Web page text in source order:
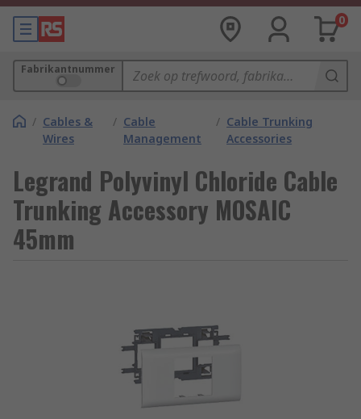
0
Fabrikantnummer
/ Cables &
Wires
/ Cable
Management
/ Cable Trunking
Accessories
Legrand Polyvinyl Chloride Cable
Trunking Accessory MOSAIC
45mm